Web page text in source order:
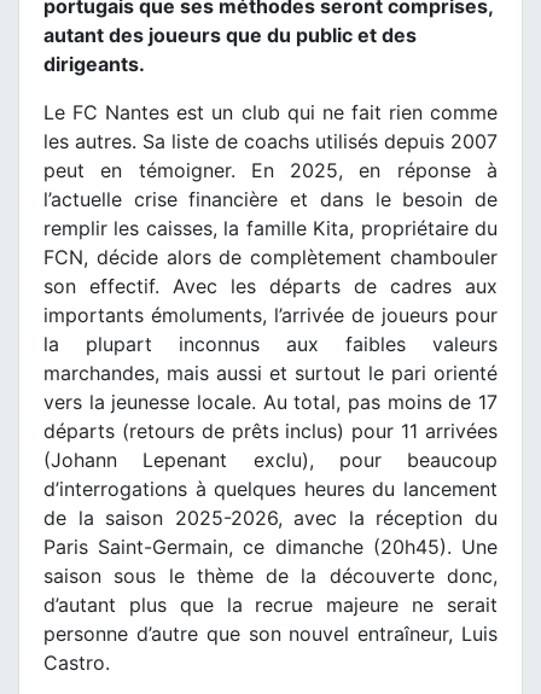
portugais que ses méthodes seront comprises,
autant des joueurs que du public et des
dirigeants.
Le FC Nantes est un club qui ne fait rien comme
les autres. Sa liste de coachs utilisés depuis 2007
peut en témoigner. En 2025, en réponse à
l’actuelle crise financière et dans le besoin de
remplir les caisses, la famille Kita, propriétaire du
FCN, décide alors de complètement chambouler
son effectif. Avec les départs de cadres aux
importants émoluments, l’arrivée de joueurs pour
la plupart inconnus aux faibles valeurs
marchandes, mais aussi et surtout le pari orienté
vers la jeunesse locale. Au total, pas moins de 17
départs (retours de prêts inclus) pour 11 arrivées
(Johann Lepenant exclu), pour beaucoup
d’interrogations à quelques heures du lancement
de la saison 2025-2026, avec la réception du
Paris Saint-Germain, ce dimanche (20h45). Une
saison sous le thème de la découverte donc,
d’autant plus que la recrue majeure ne serait
personne d’autre que son nouvel entraîneur, Luis
Castro.